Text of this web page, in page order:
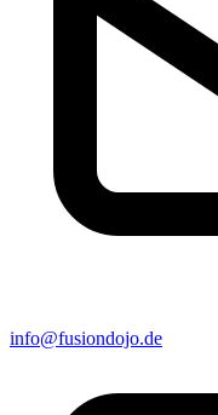
info@fusiondojo.de